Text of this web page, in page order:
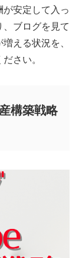
安定して入っ
ブログを見て
える状況を、
さい。
構築戦略